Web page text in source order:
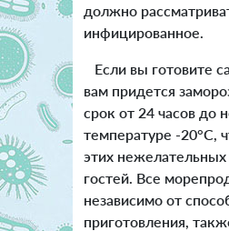
должно
инфицированное.
Если вы готовите
вам придется
срок от 24 часов до
температуре -20°C,
этих нежелательных
гостей. Все
независимо от
приготовления,